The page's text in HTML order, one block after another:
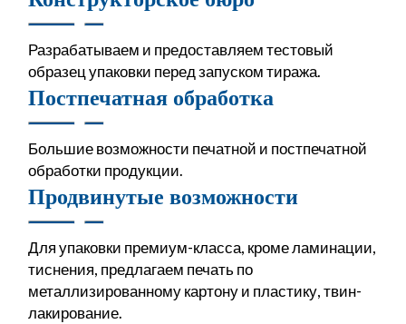
Разрабатываем и предоставляем тестовый
образец упаковки перед запуском тиража.
Постпечатная обработка
Большие возможности печатной и постпечатной
обработки продукции.
Продвинутые возможности
Для упаковки премиум-класса, кроме ламинации,
тиснения, предлагаем печать по
металлизированному картону и пластику, твин-
лакирование.